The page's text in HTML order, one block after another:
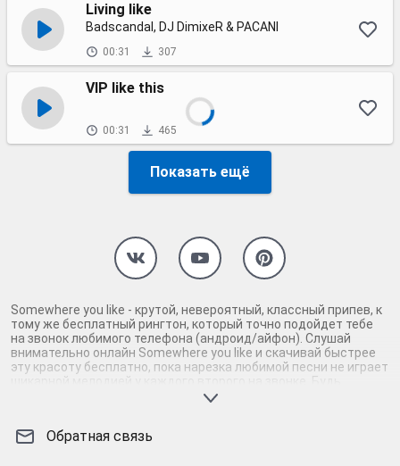
Living like
Badscandal, DJ DimixeR & PACANI
00:31 307
VIP like this
00:31 465
Показать ещё
Somewhere you like - крутой, невероятный, классный припев, к
тому же бесплатный рингтон, который точно подойдет тебе
на звонок любимого телефона (андроид/айфон). Слушай
внимательно онлайн Somewhere you like и скачивай быстрее
эту красоту бесплатно, пока нарезка любимой песни не играет
шикарной мелодией у каждого второго на звонке. Будь
первым, кто скачает бесплатно сей шедевр музыки и оценит
нарезку mp3 песни на звонок телефона, ну, или m4r мелодию
Обратная связь